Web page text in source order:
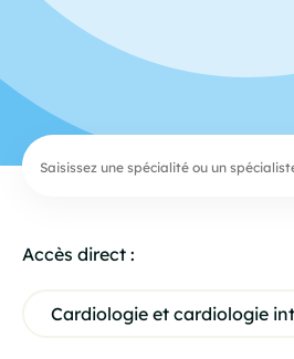
Accès direct :
Cardiologie et cardiologie